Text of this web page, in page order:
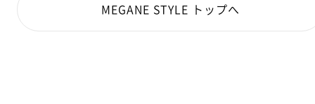
MEGANE STYLE トップへ